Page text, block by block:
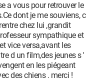
a vous pour retrouver le
dont je me souviens, c
chez lui ,grandit
sympathique et
vice versa,avant les
d un film,des jeunes s '
en les piégeant
des chiens . merci !